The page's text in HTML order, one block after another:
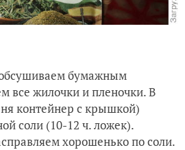
бумажным
все жилочки и пленочки. В
контейнер с крышкой)
соли (10-12 ч. ложек).
хорошенько по соли.